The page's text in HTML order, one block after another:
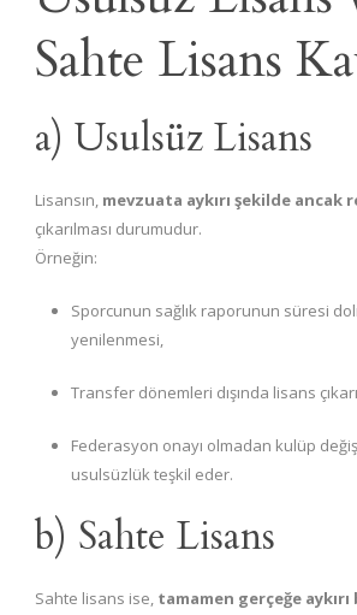
Sahte Lisans
a) Usulsüz Lisans
Lisansın, mevzuata aykırı şekilde ancak
çıkarılması durumudur.
Örneğin:
Sporcunun sağlık raporunun süresi
yenilenmesi,
Transfer dönemleri dışında lisans
Federasyon onayı olmadan kulüp
usulsüzlük teşkil eder.
b) Sahte Lisans
Sahte lisans ise, tamamen gerçeğe aykırı